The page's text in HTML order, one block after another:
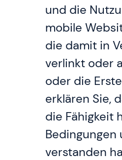
und die
mobile
die damit in
verlinkt oder
oder die
erklären Sie,
die Fähigkeit
verstanden